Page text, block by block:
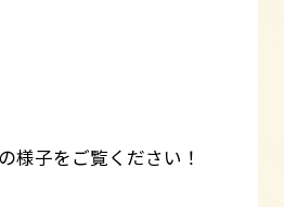
様子をご覧ください！